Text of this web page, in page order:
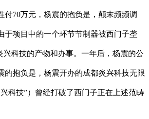
付70万元，杨震的抱负是，颠末频频调
于项目中的一个环节节制器被西门子垄
兴科技的产物和办事。一年后，杨震的公
的抱负是，杨震开办的成都炎兴科技无限
科技”）曾经打破了西门子正在上述范畴